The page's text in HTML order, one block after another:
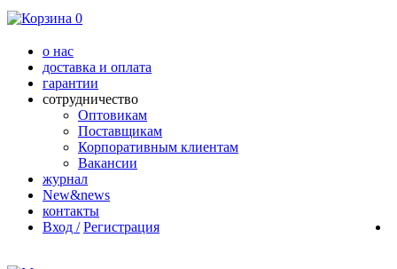
0
о нас
доставка и оплата
гарантии
сотрудничество
Оптовикам
Поставщикам
Корпоративным клиентам
Вакансии
журнал
New&news
контакты
Вход / Регистрация